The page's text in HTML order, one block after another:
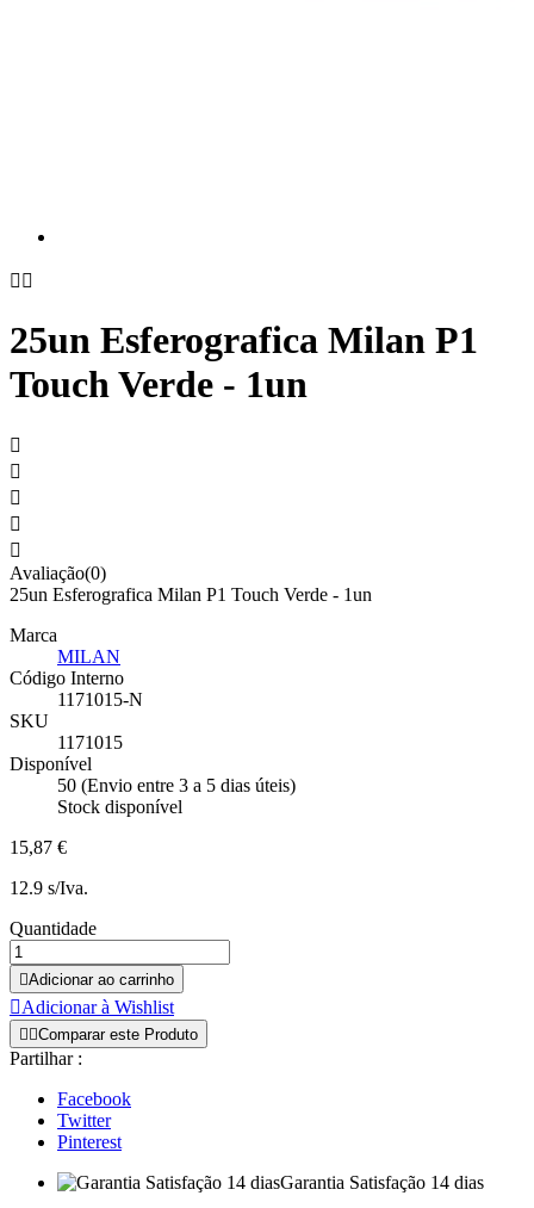
 
25un Esferografica Milan P1
Touch Verde - 1un





Avaliação(0)
25un Esferografica Milan P1 Touch Verde - 1un
Marca
MILAN
Código Interno
1171015-N
SKU
1171015
Disponível
50 (Envio entre 3 a 5 dias úteis)
Stock disponível
15,87 €
12.9 s/Iva.
Quantidade
Adicionar ao carrinho
Adicionar à Wishlist
 Comparar este Produto
Partilhar :
Facebook
Twitter
Pinterest
Garantia Satisfação 14 dias